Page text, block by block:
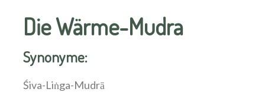
Die Wärme-Mudra
Synonyme:
Śiva-Liṅga-Mudrā